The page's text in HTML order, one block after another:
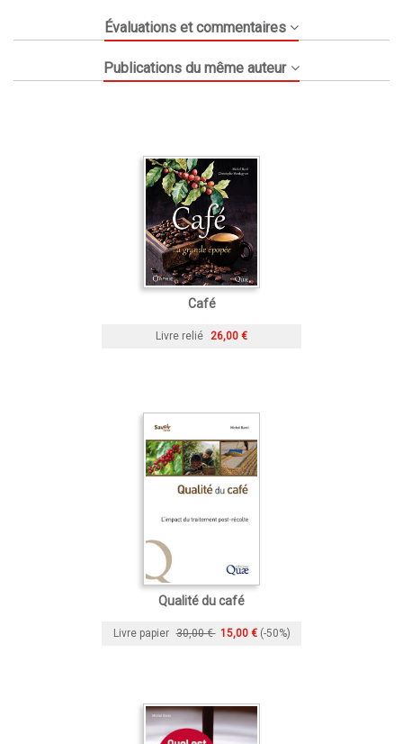
Évaluations et commentaires
Publications du même auteur
Café
Livre relié 26,00 €
Qualité du café
Livre papier 30,00 € 15,00 € (-50%)